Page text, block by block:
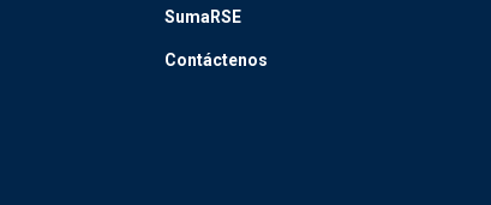
SumaRSE
Contáctenos